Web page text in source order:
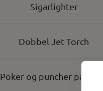
Sigarlighter
Dobbel Jet Torch
Poker og puncher på siden